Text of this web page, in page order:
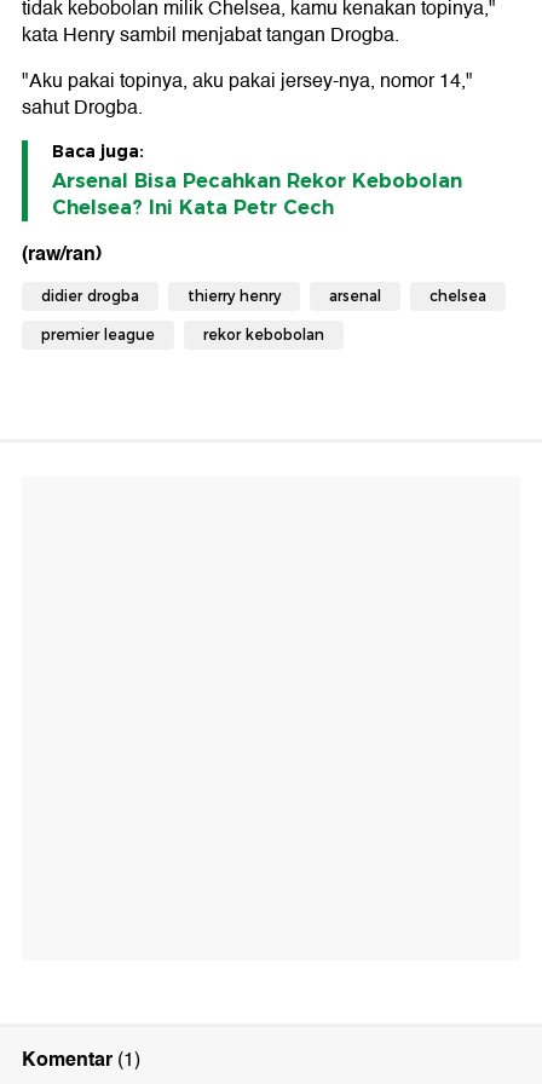
tidak kebobolan milik Chelsea, kamu kenakan topinya,"
kata Henry sambil menjabat tangan Drogba.
"Aku pakai topinya, aku pakai jersey-nya, nomor 14,"
sahut Drogba.
Baca juga:
Arsenal Bisa Pecahkan Rekor Kebobolan
Chelsea? Ini Kata Petr Cech
(raw/ran)
didier drogba thierry henry arsenal chelsea
premier league rekor kebobolan